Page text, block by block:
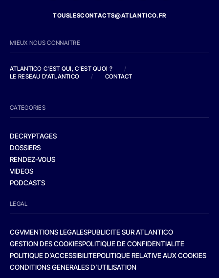
TOUSLESCONTACTS@ATLANTICO.FR
MIEUX NOUS CONNAITRE
ATLANTICO C'EST QUI, C'EST QUOI ?
/
LE RESEAU D'ATLANTICO
/ CONTACT
CATEGORIES
DECRYPTAGES
DOSSIERS
RENDEZ-VOUS
VIDEOS
PODCASTS
LEGAL
CGVMENTIONS LEGALESPUBLICITE SUR ATLANTICO
GESTION DES COOKIESPOLITIQUE DE CONFIDENTIALITE
POLITIQUE D’ACCESSIBILITEPOLITIQUE RELATIVE AUX COOKIES
CONDITIONS GENERALES D’UTILISATION